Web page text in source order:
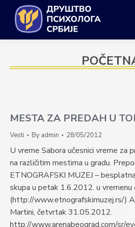
MESTA ZA PREDAH U
Vesti By admin 28/05/2012
U vreme Sabora učesnici vreme za
na različitim mestima u gradu.
ETNOGRAFSKI MUZEJ –
skupa u petak 1.6.2012. u
(http://www.etnografskimuzej.rs/)
Martini, četvrtak 31.05.2012.
http://www.arenabeograd.com/sr/